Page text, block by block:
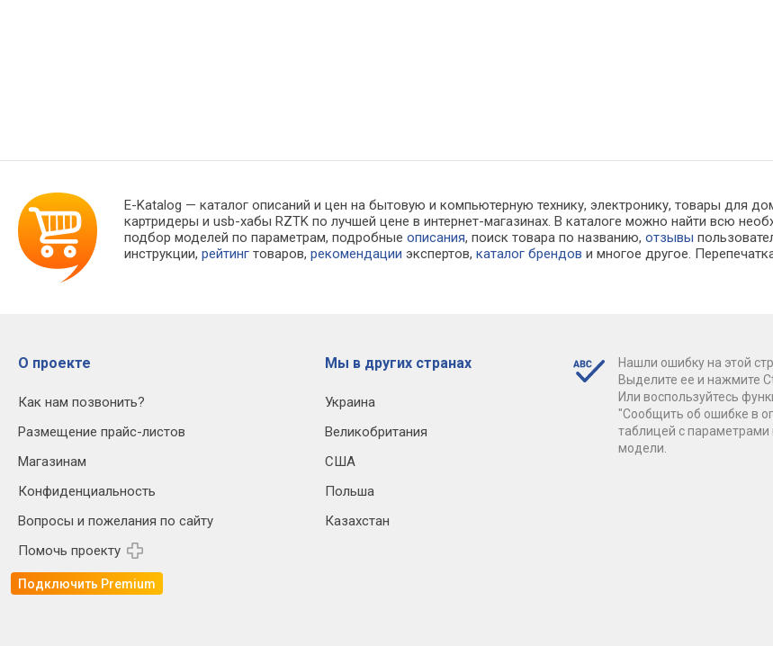
E-Katalog — каталог описаний и цен на бытовую и компьютерную технику, электронику, товары для
картридеры и usb-хабы RZTK по лучшей цене в интернет-магазинах. В каталоге можно найти всю
подбор моделей по параметрам, подробныеописания, поиск товара по названию,отзывы
инструкции,рейтинг товаров,рекомендации экспертов,каталог брендов и многое другое.
О проекте
Как нам позвонить?
Размещение прайс-листов
Магазинам
Конфиденциальность
Вопросы и пожелания по сайту
Помочь проекту
Подключить Premium
Мы в других странах
Украина
Великобритания
США
Польша
Казахстан
Нашли ошибку на этой
Выделите ее и нажмите
Или воспользуйтесь
"Сообщить об ошибке в
таблицей с параметрами
модели.